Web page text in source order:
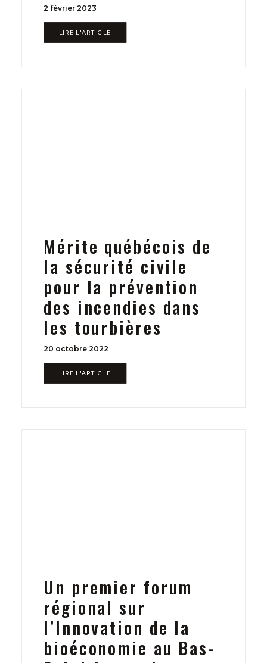
2 février 2023
LIRE L'ARTICLE
Mérite québécois de
la sécurité civile
pour la prévention
des incendies dans
les tourbières
20 octobre 2022
LIRE L'ARTICLE
Un premier forum
régional sur
l’Innovation de la
bioéconomie au Bas-